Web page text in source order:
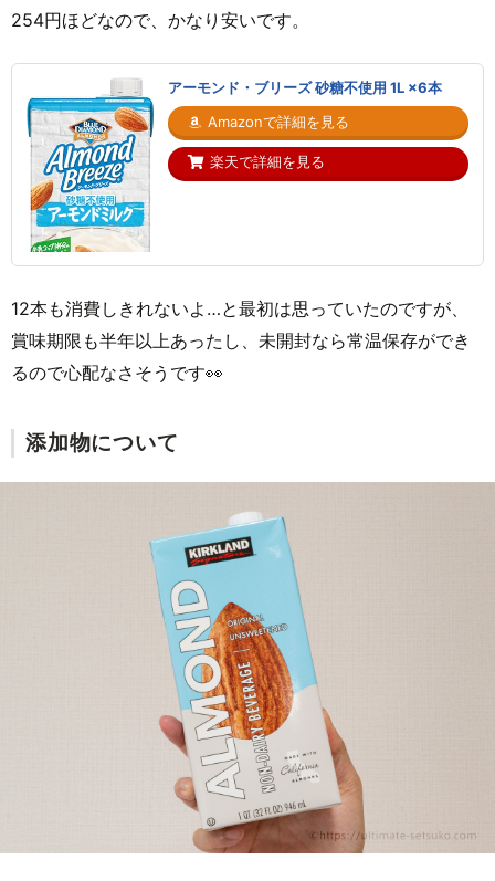
254円ほどなので、かなり安いです。
アーモンド・ブリーズ 砂糖不使用 1L ×6本
Amazonで詳細を見る
楽天で詳細を見る
12本も消費しきれないよ…と最初は思っていたのですが、
賞味期限も半年以上あったし、未開封なら常温保存ができ
るので心配なさそうです👀
添加物について